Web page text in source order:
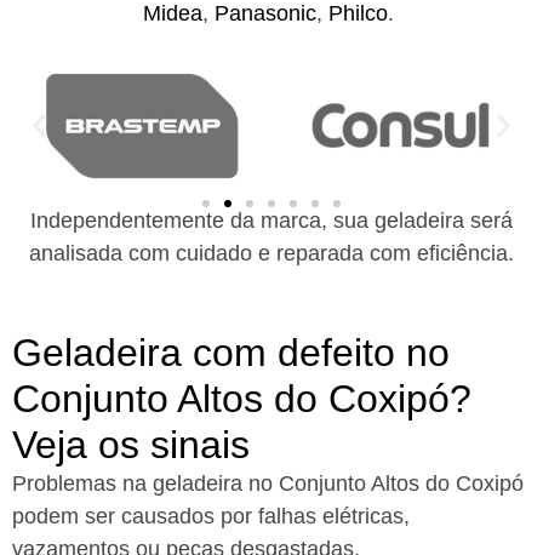
Midea, Panasonic, Philco.
Independentemente da marca, sua geladeira será
analisada com cuidado e reparada com eficiência.
Geladeira com defeito no
Conjunto Altos do Coxipó?
Veja os sinais
Problemas na geladeira no Conjunto Altos do Coxipó
podem ser causados por falhas elétricas,
vazamentos ou peças desgastadas.